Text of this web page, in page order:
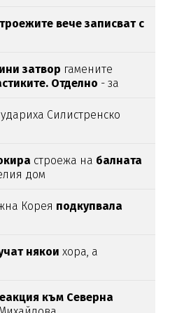
вече записват с
затвор гамените
Отделно - за
удариха Силистренско
строежа на балната
дом
Корея подкупвала
някои хора, а
към Северна